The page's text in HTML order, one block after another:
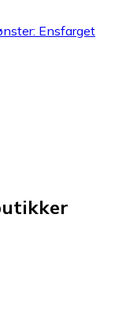
Ensfarget